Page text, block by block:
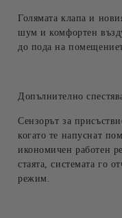
Голямата клапа и
шум и комфортен
до пода на
Допълнително
Сензорът за
когато те напуснат
икономичен работен
стаята, системата го
режим.